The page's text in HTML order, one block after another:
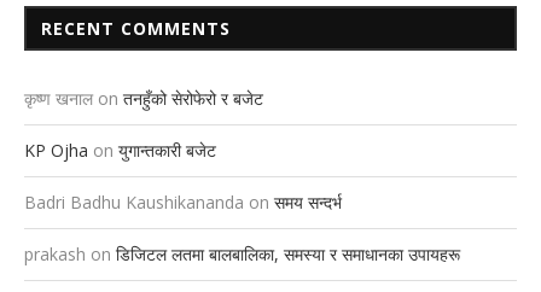
RECENT COMMENTS
कृष्ण खनाल on तनहुँको सेरोफेरो र बजेट
KP Ojha on युगान्तकारी बजेट
Badri Badhu Kaushikananda on समय सन्दर्भ
prakash on डिजिटल लतमा बालबालिका, समस्या र समाधानका उपायहरू